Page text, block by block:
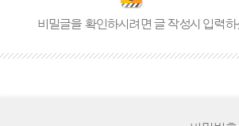
비밀글을 확인하시려면 글 작성시 입력